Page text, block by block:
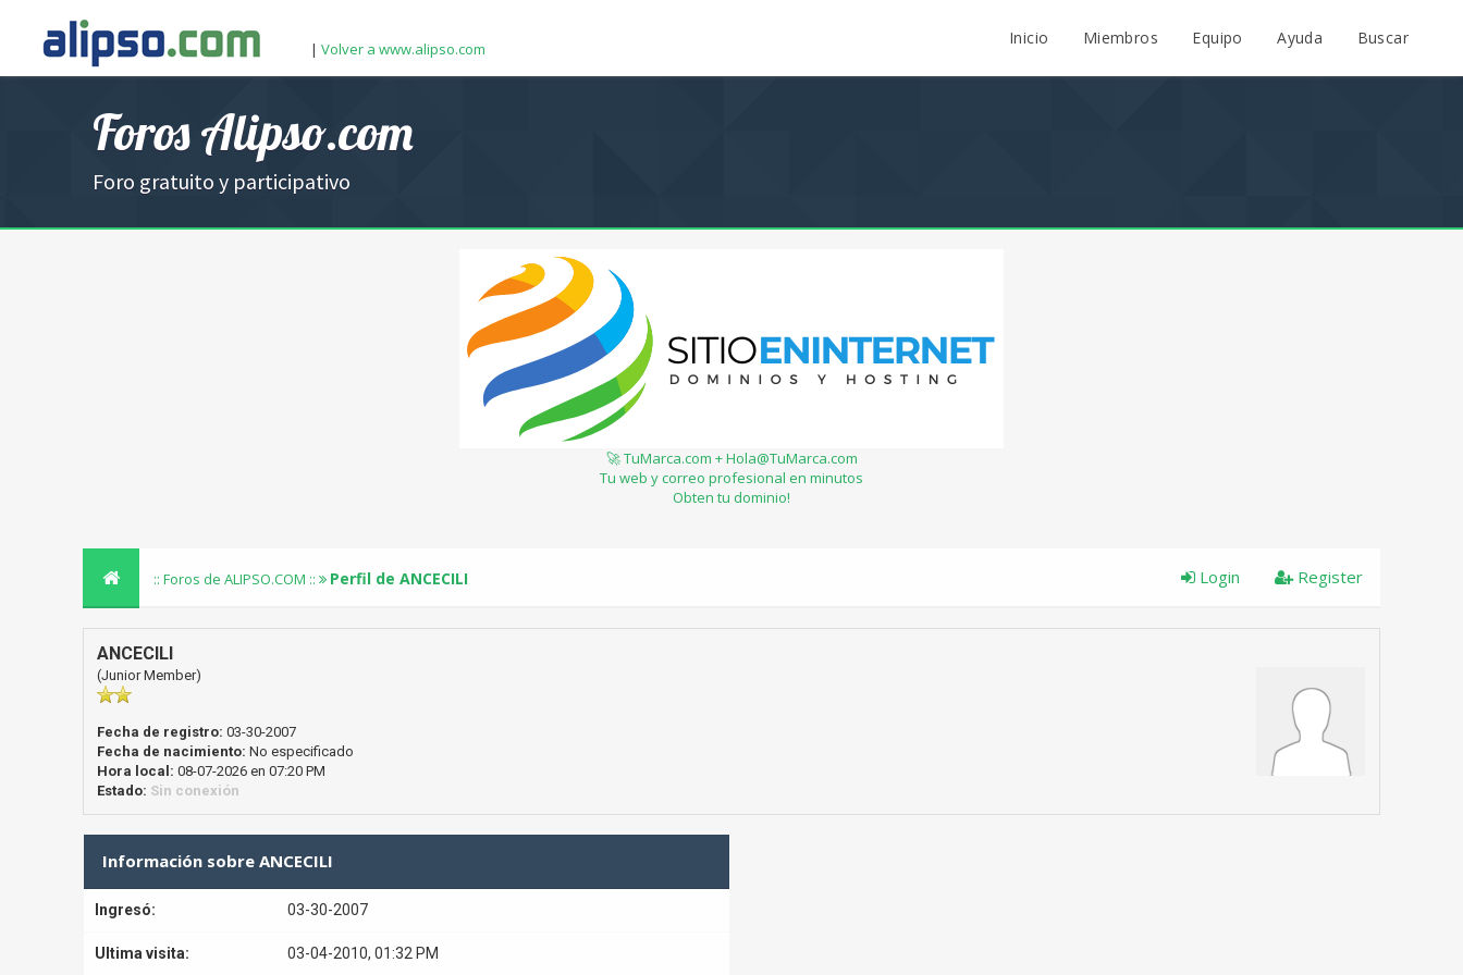
| Volver a www.alipso.com
Inicio Miembros Equipo Ayuda Buscar
Foros Alipso.com
Foro gratuito y participativo
🚀 TuMarca.com + Hola@TuMarca.com
Tu web y correo profesional en minutos
Obten tu dominio!
:: Foros de ALIPSO.COM :: Perfil de ANCECILI Register
Login
ANCECILI
(Junior Member)
Fecha de registro: 03-30-2007
Fecha de nacimiento: No especificado
Hora local: 08-07-2026 en 07:20 PM
Estado: Sin conexión
Información sobre ANCECILI
Ingresó: 03-30-2007
Ultima visita: 03-04-2010, 01:32 PM